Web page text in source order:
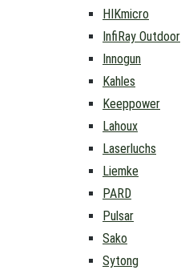
HIKmicro
InfiRay Outdoor
Innogun
Kahles
Keeppower
Lahoux
Laserluchs
Liemke
PARD
Pulsar
Sako
Sytong